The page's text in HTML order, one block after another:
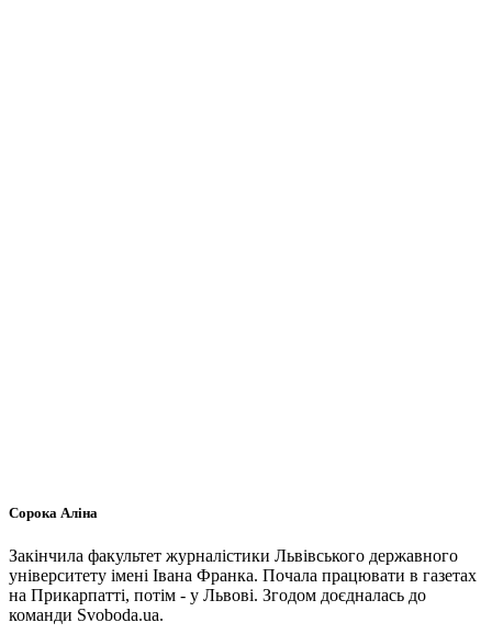
Сорока Аліна
Закінчила факультет журналістики Львівського державного
університету імені Івана Франка. Почала працювати в газетах
на Прикарпатті, потім - у Львові. Згодом доєдналась до
команди Svoboda.ua.